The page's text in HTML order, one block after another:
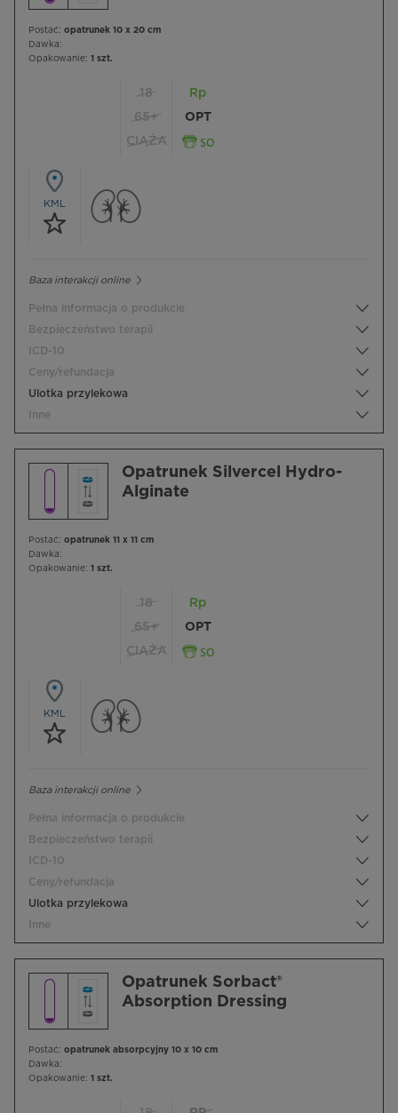
Postać: opatrunek 10 x 20 cm
Dawka:
Opakowanie: 1 szt.
18
65+
CIĄŻA
Rp
OPT
KML
Baza interakcji online
Pełna informacja o produkcie
Bezpieczeństwo terapii
ICD-10
Ceny/refundacja
Ulotka przylekowa
Inne
Opatrunek Silvercel Hydro-
Alginate
Postać: opatrunek 11 x 11 cm
Dawka:
Opakowanie: 1 szt.
18
65+
CIĄŻA
Rp
OPT
KML
Baza interakcji online
Pełna informacja o produkcie
Bezpieczeństwo terapii
ICD-10
Ceny/refundacja
Ulotka przylekowa
Inne
Opatrunek Sorbact®
Absorption Dressing
Postać: opatrunek absorpcyjny 10 x 10 cm
Dawka:
Opakowanie: 1 szt.